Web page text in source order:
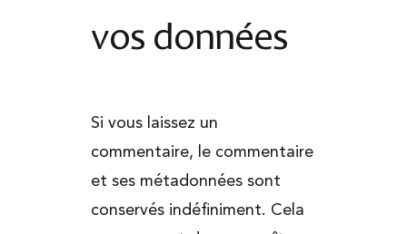
vos données
Si vous laissez un
commentaire, le commentaire
et ses métadonnées sont
conservés indéfiniment. Cela